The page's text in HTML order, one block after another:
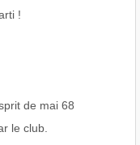
!
de mai 68
le club.